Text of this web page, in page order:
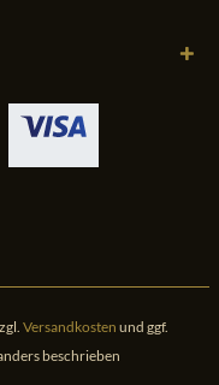
Versandkosten und ggf.
beschrieben